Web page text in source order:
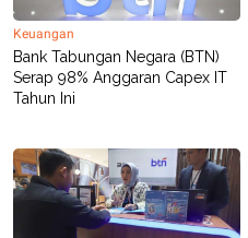
Keuangan
Bank Tabungan Negara (BTN)
Serap 98% Anggaran Capex IT
Tahun Ini